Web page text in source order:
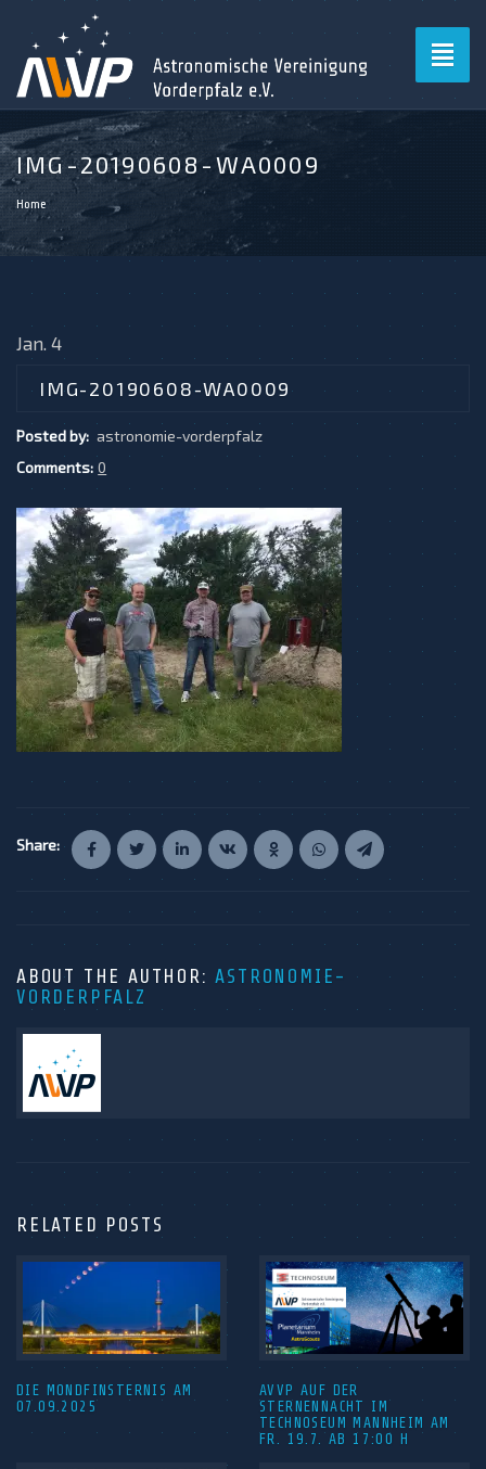
IMG-20190608-WA0009
Home
Jan. 4
IMG-20190608-WA0009
Posted by: astronomie-vorderpfalz
Comments: 0
Share:
ABOUT THE AUTHOR:ASTRONOMIE-
VORDERPFALZ
RELATED POSTS
DIE MONDFINSTERNIS AM
07.09.2025
AVVP AUF DER
STERNENNACHT IM
TECHNOSEUM MANNHEIM AM
FR. 19.7. AB 17:00 H